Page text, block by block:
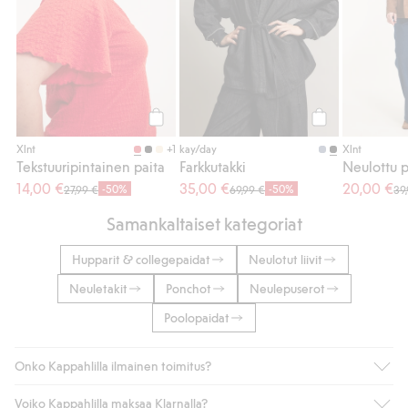
Osta
Xlnt +1
Tekstuuripintainen paita
14,00 €27,99 € -50%
Osta
kay/day
Farkkutakki
35,00 €69,99 € -50%
Xlnt
Neulottu
20,00 €
Samankaltaiset kategoriat
Hupparit & collegepaidat
Neulotut liivit
Neuletakit
Ponchot
Neulepuserot
Poolopaidat
Onko Kappahlilla ilmainen toimitus?
Voiko Kappahlilla maksaa Klarnalla?